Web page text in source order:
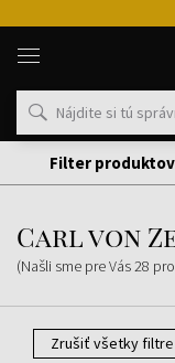
Hodinky
Carl
Carl von
(Našli sme pre Vás28
Zrušiť všetky filtre
Filter produktov